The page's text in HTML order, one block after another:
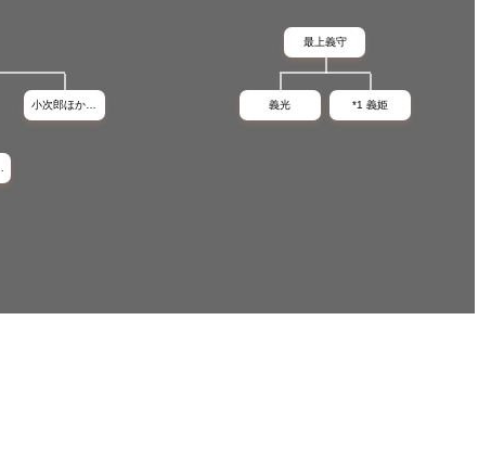
小次郎ほか…
最上義守
義光 *1 義姫